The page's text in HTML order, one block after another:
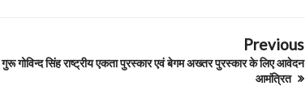
Previous
गुरू गोविन्द सिंह राष्ट्रीय एकता पुरस्कार एवं बेगम अख्तर पुरस्कार के लिए आवेदन
आमंत्रित